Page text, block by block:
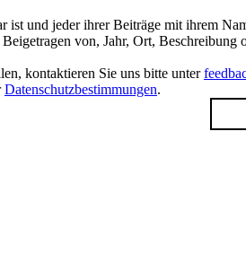
ist und jeder ihrer Beiträge mit ihrem
von, Jahr, Ort,
kontaktieren Sie uns bitte unter
Datenschutzbestimmungen.